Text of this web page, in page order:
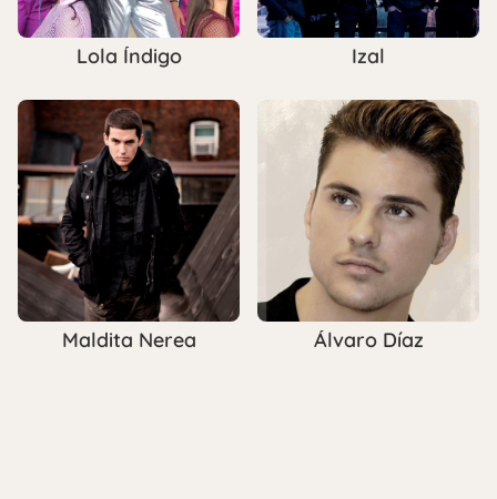
Lola Índigo Izal
Maldita Nerea Álvaro Díaz